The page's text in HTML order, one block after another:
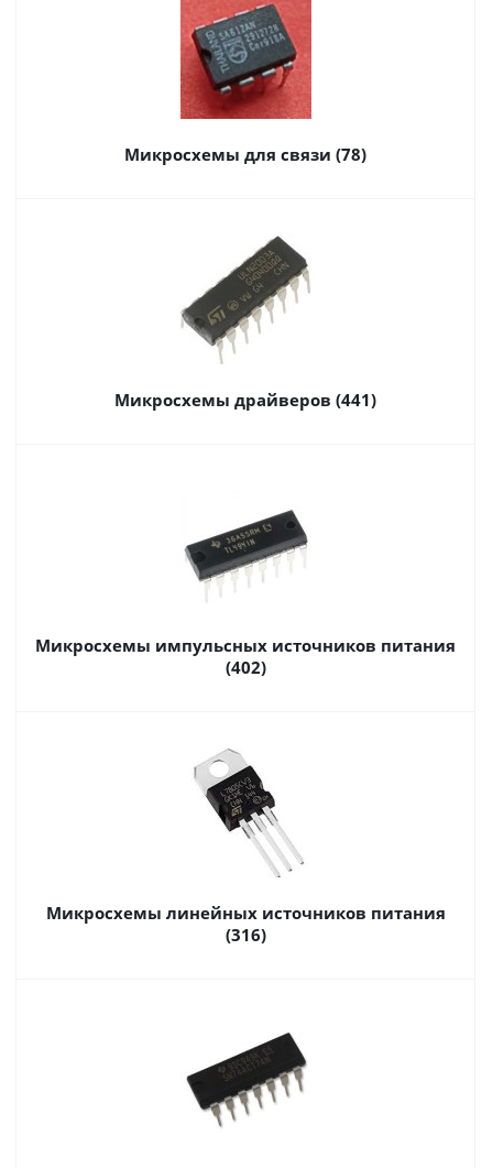
Микросхемы для связи (78)
Микросхемы драйверов (441)
Микросхемы импульсных источников питания
(402)
Микросхемы линейных источников питания
(316)